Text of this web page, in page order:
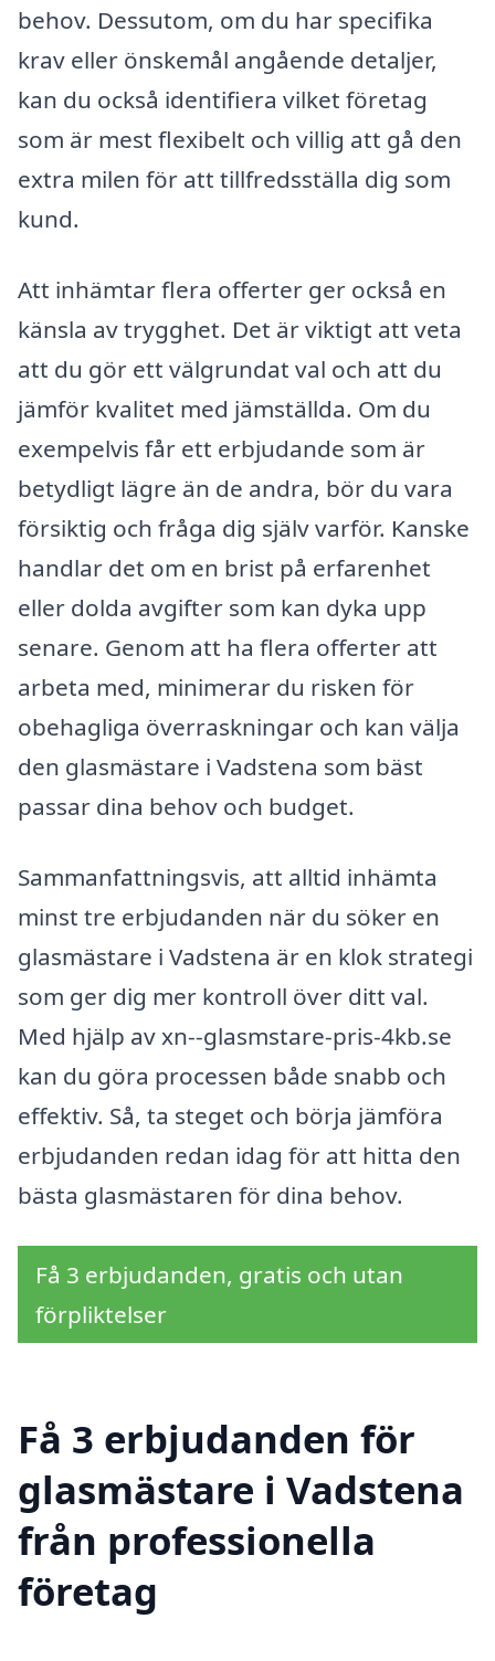
behov. Dessutom, om du har specifika
krav eller önskemål angående detaljer,
kan du också identifiera vilket företag
som är mest flexibelt och villig att gå den
extra milen för att tillfredsställa dig som
kund.
Att inhämtar flera offerter ger också en
känsla av trygghet. Det är viktigt att veta
att du gör ett välgrundat val och att du
jämför kvalitet med jämställda. Om du
exempelvis får ett erbjudande som är
betydligt lägre än de andra, bör du vara
försiktig och fråga dig själv varför. Kanske
handlar det om en brist på erfarenhet
eller dolda avgifter som kan dyka upp
senare. Genom att ha flera offerter att
arbeta med, minimerar du risken för
obehagliga överraskningar och kan välja
den glasmästare i Vadstena som bäst
passar dina behov och budget.
Sammanfattningsvis, att alltid inhämta
minst tre erbjudanden när du söker en
glasmästare i Vadstena är en klok strategi
som ger dig mer kontroll över ditt val.
Med hjälp av xn--glasmstare-pris-4kb.se
kan du göra processen både snabb och
effektiv. Så, ta steget och börja jämföra
erbjudanden redan idag för att hitta den
bästa glasmästaren för dina behov.
Få 3 erbjudanden, gratis och utan
förpliktelser
Få 3 erbjudanden för
glasmästare i Vadstena
från professionella
företag